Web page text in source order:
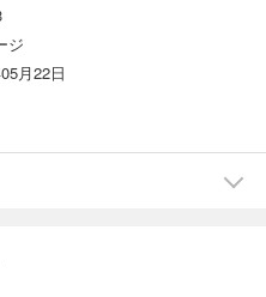
ジ
月22日